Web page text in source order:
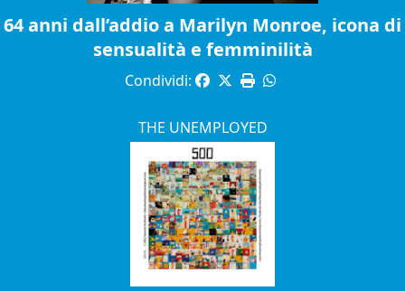
64 anni dall’addio a Marilyn Monroe, icona di
sensualità e femminilità
Condividi:
THE UNEMPLOYED